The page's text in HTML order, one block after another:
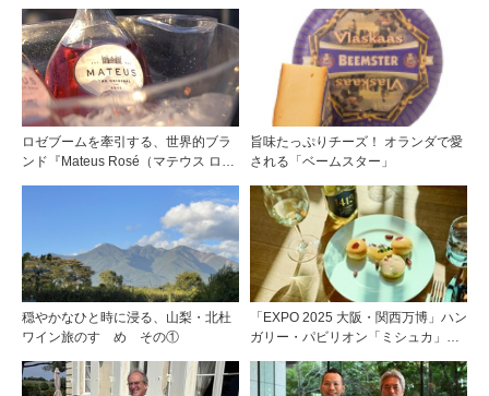
ロゼブームを牽引する、世界的ブラ
ンド『Mateus Rosé（マテウス ロ
旨味たっぷりチーズ！ オランダで愛
される「ベームスター」
穏やかなひと時に浸る、山梨・北杜
ワイン旅のすゝめ その①
「EXPO 2025 大阪・関西万博」ハン
ガリー・パビリオン「ミシュカ」キ